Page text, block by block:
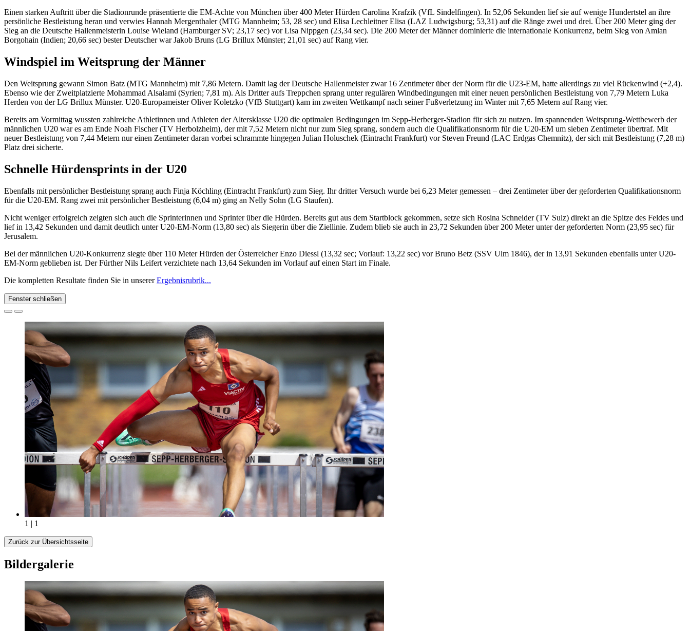
Einen starken Auftritt über die Stadionrunde präsentierte die EM-Achte von München über 400 Meter Hürden Carolina Krafzik (VfL Sindelfingen). In 52,06 Sekunden lief sie auf wenige Hundertstel an ihre
persönliche Bestleistung heran und verwies Hannah Mergenthaler (MTG Mannheim; 53, 28 sec) und Elisa Lechleitner Elisa (LAZ Ludwigsburg; 53,31) auf die Ränge zwei und drei. Über 200 Meter ging der
Sieg an die Deutsche Hallenmeisterin Louise Wieland (Hamburger SV; 23,17 sec) vor Lisa Nippgen (23,34 sec). Die 200 Meter der Männer dominierte die internationale Konkurrenz, beim Sieg von Amlan
Borgohain (Indien; 20,66 sec) bester Deutscher war Jakob Bruns (LG Brillux Münster; 21,01 sec) auf Rang vier.
Windspiel im Weitsprung der Männer
Den Weitsprung gewann Simon Batz (MTG Mannheim) mit 7,86 Metern. Damit lag der Deutsche Hallenmeister zwar 16 Zentimeter über der Norm für die U23-EM, hatte allerdings zu viel Rückenwind (+2,4).
Ebenso wie der Zweitplatzierte Mohammad Alsalami (Syrien; 7,81 m). Als Dritter aufs Treppchen sprang unter regulären Windbedingungen mit einer neuen persönlichen Bestleistung von 7,79 Metern Luka
Herden von der LG Brillux Münster. U20-Europameister Oliver Koletzko (VfB Stuttgart) kam im zweiten Wettkampf nach seiner Fußverletzung im Winter mit 7,65 Metern auf Rang vier.
Bereits am Vormittag wussten zahlreiche Athletinnen und Athleten der Altersklasse U20 die optimalen Bedingungen im Sepp-Herberger-Stadion für sich zu nutzen. Im spannenden Weitsprung-Wettbewerb der
männlichen U20 war es am Ende Noah Fischer (TV Herbolzheim), der mit 7,52 Metern nicht nur zum Sieg sprang, sondern auch die Qualifikationsnorm für die U20-EM um sieben Zentimeter übertraf. Mit
neuer Bestleistung von 7,44 Metern nur einen Zentimeter daran vorbei schrammte hingegen Julian Holuschek (Eintracht Frankfurt) vor Steven Freund (LAC Erdgas Chemnitz), der sich mit Bestleistung (7,28 m)
Platz drei sicherte.
Schnelle Hürdensprints in der U20
Ebenfalls mit persönlicher Bestleistung sprang auch Finja Köchling (Eintracht Frankfurt) zum Sieg. Ihr dritter Versuch wurde bei 6,23 Meter gemessen – drei Zentimeter über der geforderten Qualifikationsnorm
für die U20-EM. Rang zwei mit persönlicher Bestleistung (6,04 m) ging an Nelly Sohn (LG Staufen).
Nicht weniger erfolgreich zeigten sich auch die Sprinterinnen und Sprinter über die Hürden. Bereits gut aus dem Startblock gekommen, setze sich Rosina Schneider (TV Sulz) direkt an die Spitze des Feldes und
lief in 13,42 Sekunden und damit deutlich unter U20-EM-Norm (13,80 sec) als Siegerin über die Ziellinie. Zudem blieb sie auch in 23,72 Sekunden über 200 Meter unter der geforderten Norm (23,95 sec) für
Jerusalem.
Bei der männlichen U20-Konkurrenz siegte über 110 Meter Hürden der Österreicher Enzo Diessl (13,32 sec; Vorlauf: 13,22 sec) vor Bruno Betz (SSV Ulm 1846), der in 13,91 Sekunden ebenfalls unter U20-
EM-Norm geblieben ist. Der Fürther Nils Leifert verzichtete nach 13,64 Sekunden im Vorlauf auf einen Start im Finale.
Die kompletten Resultate finden Sie in unsererErgebnisrubrik...
Fenster schließen
1 | 1
Zurück zur Übersichtsseite
Bildergalerie